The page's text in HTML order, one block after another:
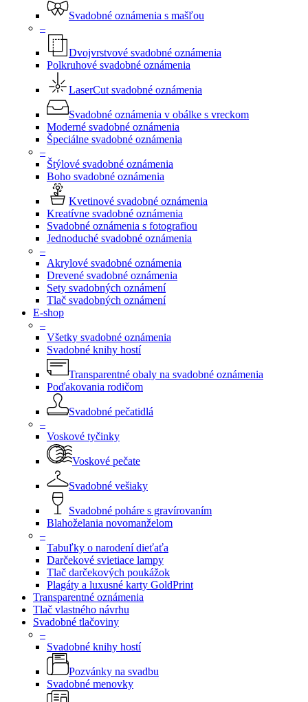
Svadobné oznámenia s mašľou
–
Dvojvrstvové svadobné oznámenia
Polkruhové svadobné oznámenia
LaserCut svadobné oznámenia
Svadobné oznámenia v obálke s vreckom
Moderné svadobné oznámenia
Špeciálne svadobné oznámenia
–
Štýlové svadobné oznámenia
Boho svadobné oznámenia
Kvetinové svadobné oznámenia
Kreatívne svadobné oznámenia
Svadobné oznámenia s fotografiou
Jednoduché svadobné oznámenia
–
Akrylové svadobné oznámenia
Drevené svadobné oznámenia
Sety svadobných oznámení
Tlač svadobných oznámení
E-shop
–
Všetky svadobné oznámenia
Svadobné knihy hostí
Transparentné obaly na svadobné oznámenia
Poďakovania rodičom
Svadobné pečatidlá
–
Voskové tyčinky
Voskové pečate
Svadobné vešiaky
Svadobné poháre s gravírovaním
Blahoželania novomanželom
–
Tabuľky o narodení dieťaťa
Darčekové svietiace lampy
Tlač darčekových poukážok
Plagáty a luxusné karty GoldPrint
Transparentné oznámenia
Tlač vlastného návrhu
Svadobné tlačoviny
–
Svadobné knihy hostí
Pozvánky na svadbu
Svadobné menovky